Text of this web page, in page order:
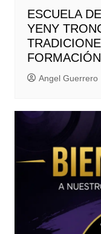
ESCUELA
YENY
Angel Guerrero